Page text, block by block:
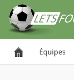
Équipes
Panneau de